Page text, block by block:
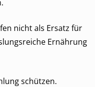
nicht als Ersatz für
Ernährung
schützen.